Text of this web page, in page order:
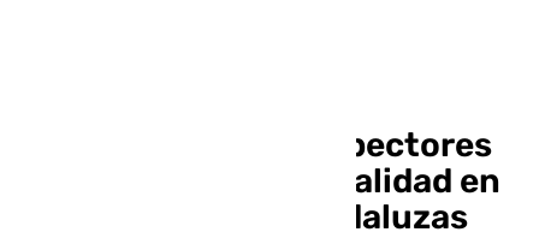
La Junta forma a inspectores
que velarán por la legalidad en
las universidades andaluzas